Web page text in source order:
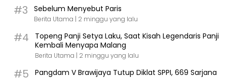
#3 Sebelum Menyebut Paris
Berita Utama | 2 minggu yang lalu
#4
Topeng Panji Setya Laku, Saat Kisah Legendaris Panji
Kembali Menyapa Malang
Berita Utama | 2 minggu yang lalu
#5
Pangdam V Brawijaya Tutup Diklat SPPI, 669 Sarjana